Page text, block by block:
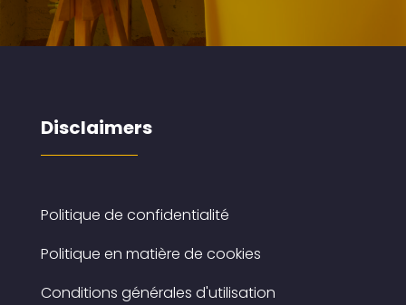
Disclaimers
Politique de confidentialité
Politique en matière de cookies
Conditions générales d'utilisation